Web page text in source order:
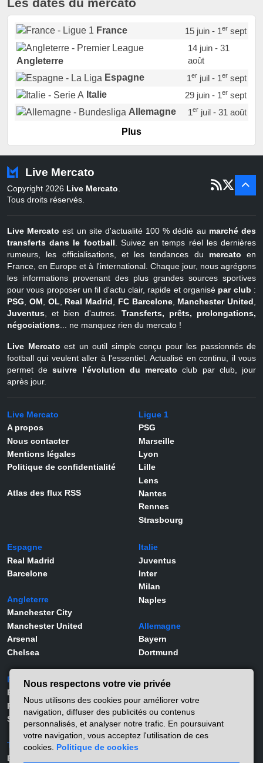
France 15 juin - 1ersept
Angleterre
14 juin - 31
août
Espagne
1erjuil - 1ersept
Italie
29 juin - 1ersept
Allemagne
1erjuil - 31 août
Portugal
Pays-Bas
22 juin - 2 sept
Belgique
juil - 31
Plus
Live Mercato
Copyright 2026 Live Mercato.
Tous droits réservés.
Live Mercato est un site d'actualité 100 % dédié au marché des
transferts dans le football. Suivez en temps réel les dernières
rumeurs, les officialisations, et les tendances du mercato en
France, en Europe et à l'international. Chaque jour, nous agrégons
les informations provenant des plus grandes sources sportives
pour vous proposer un fil d'actu clair, rapide et organisé par club :
PSG, OM, OL, Real Madrid, FC Barcelone, Manchester United,
Juventus, et bien d'autres. Transferts, prêts, prolongations,
négociations... ne manquez rien du mercato !
Live Mercato est un outil simple conçu pour les passionnés de
football qui veulent aller à l'essentiel. Actualisé en continu, il vous
permet desuivre l’évolution du mercato club par club, jour
après jour.
Live Mercato
A propos
Nous contacter
Mentions légales
Politique de confidentialité
Atlas des flux RSS
Ligue 1
PSG
Marseille
Lyon
Lille
Lens
Nantes
Rennes
Strasbourg
Espagne
Real Madrid
Barcelone
Angleterre
Manchester City
Manchester United
Arsenal
Chelsea
Italie
Juventus
Inter
Milan
Naples
Allemagne
Bayern
Dortmund
Portugal
Benfica
Porto
Sporting
Turquie
Besiktas
Joueurs
Lamine Yamal
Rodrygo
Vinicius Jr
Nous respectons votre vie privée
Nous utilisons des cookies pour améliorer votre
navigation, diffuser des publicités ou contenus
personnalisés, et analyser notre trafic. En poursuivant
votre navigation, vous acceptez l'utilisation de ces
cookies. Politique de cookies